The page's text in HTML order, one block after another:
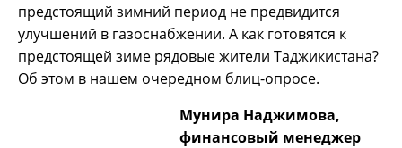
предстоящий зимний период не предвидится
улучшений в газоснабжении. А как готовятся к
предстоящей зиме рядовые жители Таджикистана?
Об этом в нашем очередном блиц-опросе.
Мунира Наджимова,
финансовый менеджер